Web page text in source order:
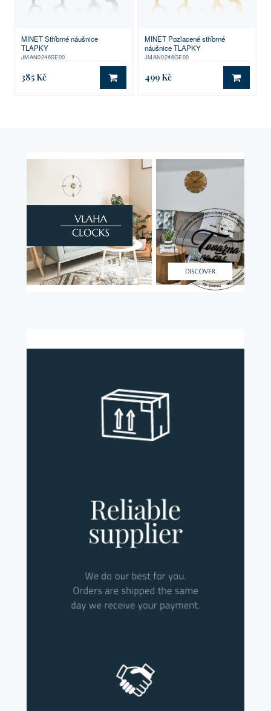
MINET Stříbrné náušnice
TLAPKY
JMAN0246SE00
385 Kč DO KOŠÍKU
MINET Pozlacené stříbrné
náušnice TLAPKY
JMAN0246GE00
499 Kč DO